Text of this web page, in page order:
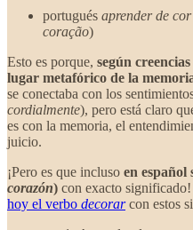
portugués aprender de cor
coração)
Esto es porque, según
lugar metafórico de la
se conectaba con los
cordialmente), pero está claro
es con la memoria, el
juicio.
¡Pero es que incluso en español
corazón) con exacto significado!
hoy el verbo decorarcon estos